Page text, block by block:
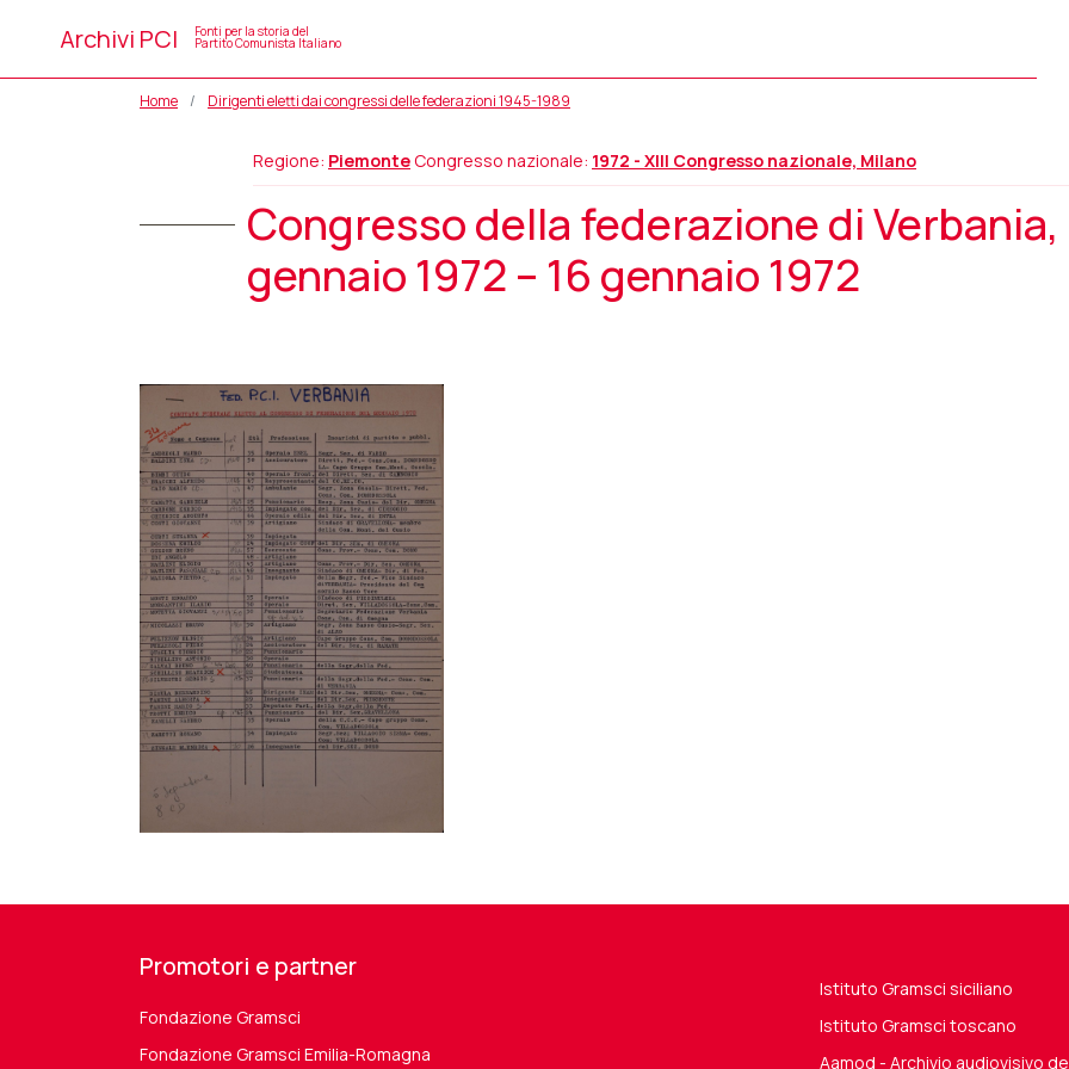
Archivi PCI Fonti per la storia del
Partito Comunista Italiano
Home Dirigenti eletti dai congressi delle federazioni 1945-1989
Regione: PiemonteCongresso nazionale: 1972 - XIII Congresso nazionale, Milano
Congresso della federazione di Verbania,
gennaio 1972 – 16 gennaio 1972
Promotori e partner
Fondazione Gramsci
Fondazione Gramsci Emilia-Romagna
Istituto Gramsci siciliano
Istituto Gramsci toscano
Aamod - Archivio audiovisivo